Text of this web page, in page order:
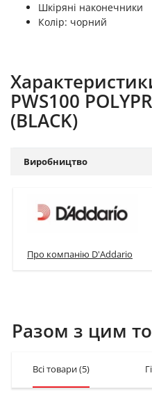
Шкіряні наконечники
Колір: чорний
PWS100
(BLACK)
Виробництво
Про компанію D'Addario
Разом з цим
Всі товари(5)